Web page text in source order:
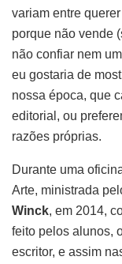
variam entre
porque não vende
não confiar nem
eu gostaria de
nossa época, que
editorial, ou
razões próprias.
Durante uma
Arte, ministrada
Winck, em 2014,
feito pelos alunos,
escritor, e assim